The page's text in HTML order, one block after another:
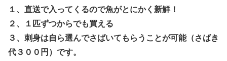
１、直送で入ってくるので魚がとにかく新鮮！
２、１匹ずつからでも買える
３、刺身は自ら選んでさばいてもらうことが可能（さばき
代３００円）です。